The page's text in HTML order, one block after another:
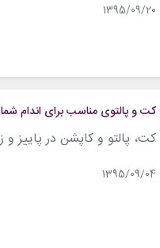
1395/09/20
کت و پالتوی مناسب برای اندام شما
1395/09/04